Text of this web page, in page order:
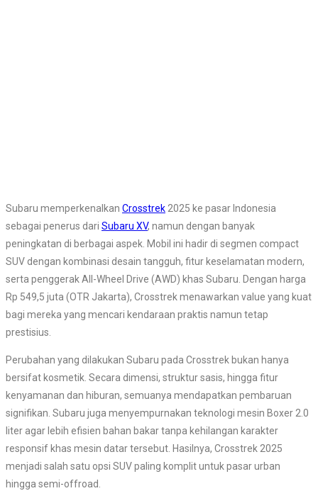
Subaru memperkenalkan Crosstrek2025 ke pasar Indonesia
sebagai penerus dari Subaru XV, namun dengan banyak
peningkatan di berbagai aspek. Mobil ini hadir di segmen compact
SUV dengan kombinasi desain tangguh, fitur keselamatan modern,
serta penggerak All-Wheel Drive (AWD) khas Subaru. Dengan harga
Rp 549,5 juta (OTR Jakarta), Crosstrek menawarkan value yang kuat
bagi mereka yang mencari kendaraan praktis namun tetap
prestisius.
Perubahan yang dilakukan Subaru pada Crosstrek bukan hanya
bersifat kosmetik. Secara dimensi, struktur sasis, hingga fitur
kenyamanan dan hiburan, semuanya mendapatkan pembaruan
signifikan. Subaru juga menyempurnakan teknologi mesin Boxer 2.0
liter agar lebih efisien bahan bakar tanpa kehilangan karakter
responsif khas mesin datar tersebut. Hasilnya, Crosstrek 2025
menjadi salah satu opsi SUV paling komplit untuk pasar urban
hingga semi-offroad.